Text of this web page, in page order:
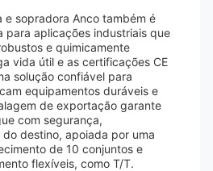
e sopradora Anco também é
para aplicações industriais que
e quimicamente
vida útil e as certificações CE
solução confiável para
equipamentos duráveis ​​e
de exportação garante
com segurança,
destino, apoiada por uma
de 10 conjuntos e
flexíveis, como T/T.